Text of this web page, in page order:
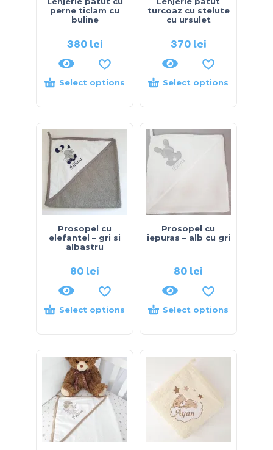
perne ticlam cu
buline
380 lei
Select options
turcoaz cu stelute
cu ursulet
370 lei
Select options
Prosopel cu
elefantel – gri si
albastru
80 lei
Select options
Prosopel cu
iepuras – alb cu gri
80 lei
Select options